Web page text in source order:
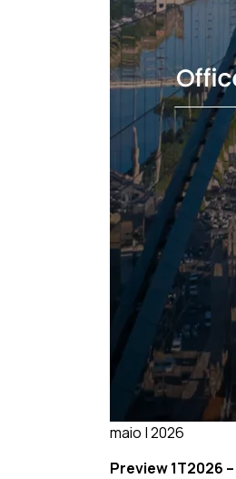
maio | 2026
Preview 1T2026